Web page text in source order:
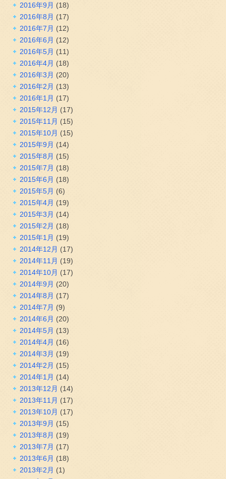
2016年9月 (18)
2016年8月 (17)
2016年7月 (12)
2016年6月 (12)
2016年5月 (11)
2016年4月 (18)
2016年3月 (20)
2016年2月 (13)
2016年1月 (17)
2015年12月 (17)
2015年11月 (15)
2015年10月 (15)
2015年9月 (14)
2015年8月 (15)
2015年7月 (18)
2015年6月 (18)
2015年5月 (6)
2015年4月 (19)
2015年3月 (14)
2015年2月 (18)
2015年1月 (19)
2014年12月 (17)
2014年11月 (19)
2014年10月 (17)
2014年9月 (20)
2014年8月 (17)
2014年7月 (9)
2014年6月 (20)
2014年5月 (13)
2014年4月 (16)
2014年3月 (19)
2014年2月 (15)
2014年1月 (14)
2013年12月 (14)
2013年11月 (17)
2013年10月 (17)
2013年9月 (15)
2013年8月 (19)
2013年7月 (17)
2013年6月 (18)
2013年2月 (1)